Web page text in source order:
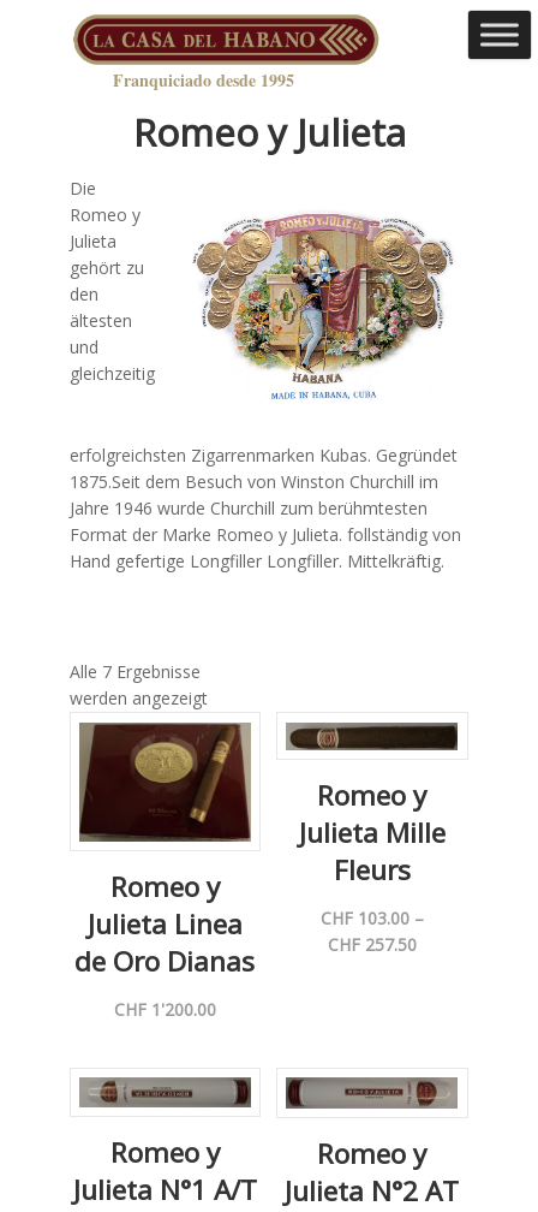
Franquiciado desde 1995
Romeo y Julieta
Die
Romeo y
Julieta
gehört zu
den
ältesten
und
gleichzeitig
erfolgreichsten Zigarrenmarken Kubas. Gegründet
1875.Seit dem Besuch von Winston Churchill im
Jahre 1946 wurde Churchill zum berühmtesten
Format der Marke Romeo y Julieta. follständig von
Hand gefertige Longfiller Longfiller. Mittelkräftig.
Alle 7 Ergebnisse
werden angezeigt
Romeo y
Julieta Linea
de Oro Dianas
CHF1'200.00
Romeo y
Julieta Mille
Fleurs
CHF103.00 –
CHF257.50Preisspanne:
Romeo y
Julieta N°1 A/T
Romeo y
Julieta N°2 AT